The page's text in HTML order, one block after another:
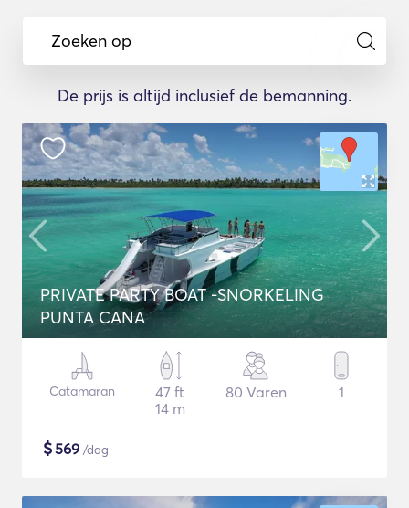
Zoeken op
De prijs is altijd inclusief de bemanning.
PRIVATE PARTY BOAT -SNORKELING
PUNTA CANA
Catamaran
47 ft
14 m
80 Varen 1
$569 /dag